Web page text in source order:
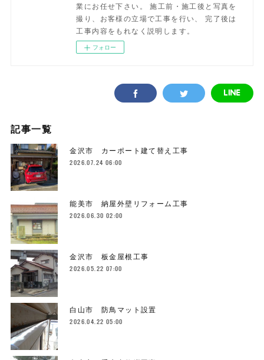
業にお任せ下さい。 施工前・施工後と写真を
撮り、お客様の立場で工事を行い、 完了後は
工事内容をもれなく説明します。
フォロー
記事一覧
金沢市 カーポート建て替え工事
2026.07.24 06:00
能美市 納屋外壁リフォーム工事
2026.06.30 02:00
金沢市 板金屋根工事
2026.05.22 07:00
白山市 防鳥マット設置
2026.04.22 05:00